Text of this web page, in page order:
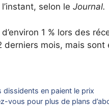
selon le Journal.
1 % lors des
mois, mais
dissidents en paient le prix
vous pour plus de plans